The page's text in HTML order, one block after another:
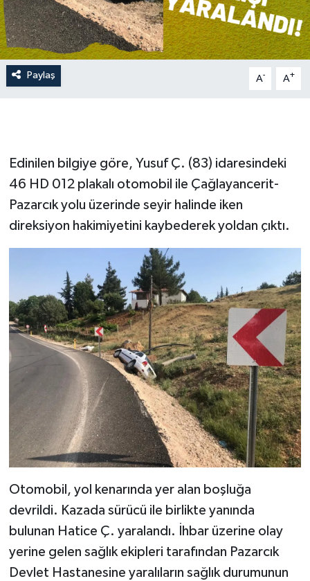
Paylaş A- A+
Edinilen bilgiye göre, Yusuf Ç. (83) idaresindeki
46 HD 012 plakalı otomobil ile Çağlayancerit-
Pazarcık yolu üzerinde seyir halinde iken
direksiyon hakimiyetini kaybederek yoldan çıktı.
Otomobil, yol kenarında yer alan boşluğa
devrildi. Kazada sürücü ile birlikte yanında
bulunan Hatice Ç. yaralandı. İhbar üzerine olay
yerine gelen sağlık ekipleri tarafından Pazarcık
Devlet Hastanesine yaralıların sağlık durumunun
KSÜ
DÜNYA
ROPORTAJ
YEREL YÖNETİM
MEDYA
ÜÇÜNCÜ SAYFA
BİLİMNET
Yemek
SİVİL TOPLUM
SEÇİM 2014
KİM KİMDİR
ÇEK GÖNDER
KİTAP
HEDEF2020